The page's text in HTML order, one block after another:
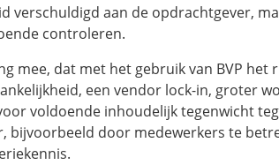
verschuldigd aan de opdrachtgever,
controleren.
mee, dat met het gebruik van BVP het
eenvendor lock-in, groter
voldoende inhoudelijk tegenwicht
bijvoorbeeld door medewerkers te